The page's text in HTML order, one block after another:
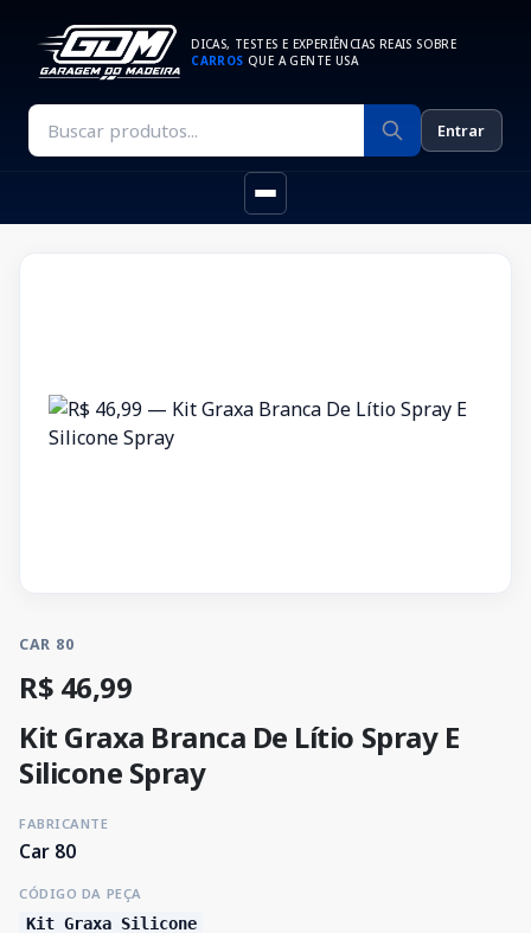
DICAS, TESTES E EXPERIÊNCIAS REAIS SOBRE
CARROS QUE A GENTE USA
Entrar
CAR 80
R$ 46,99
Kit Graxa Branca De Lítio Spray E
Silicone Spray
FABRICANTE
Car 80
CÓDIGO DA PEÇA
Kit Graxa Silicone